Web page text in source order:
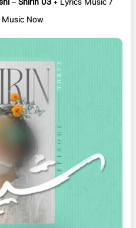
–Shirin 03+ Lyrics Music /
Now